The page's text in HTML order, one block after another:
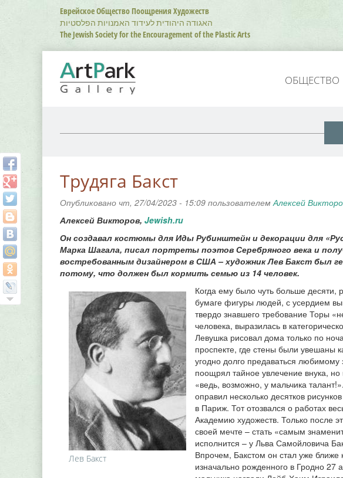
Еврейское Общество Поощрения Художеств
האגודה היהודית לעידוד האמנויות הפלסטיות
The Jewish Society for the Encouragement of the Plastic Arts
ОБЩЕСТВО
Трудяга Бакст
Опубликовано чт, 27/04/2023 - 15:09 пользователемАлексей
Алексей Викторов, Jewish.ru
Он создавал костюмы для Иды Рубинштейн и декорации для
Марка Шагала, писал портреты поэтов Серебряного века и
востребованным дизайнером в США – художник Лев Бакст был
потому, что должен был кормить семью из 14 человек.
Лев Бакст
Когда ему было чуть больше десяти,
бумаге фигуры людей, с усердием
твердо знавшего требование Торы
человека, выразилась в
Левушка рисовал дома только по
проспекте, где стены были увешаны
угодно долго предаваться любимому
поощрял тайное увлечение внука, но
«ведь, возможно, у мальчика
оправил несколько десятков
в Париж. Тот отозвался о работах
Академию художеств. Только после
своей мечте – стать «самым
исполнится – у Льва Самойловича
Впрочем, Бакстом он стал уже ближе
изначально рожденного в Гродно 27